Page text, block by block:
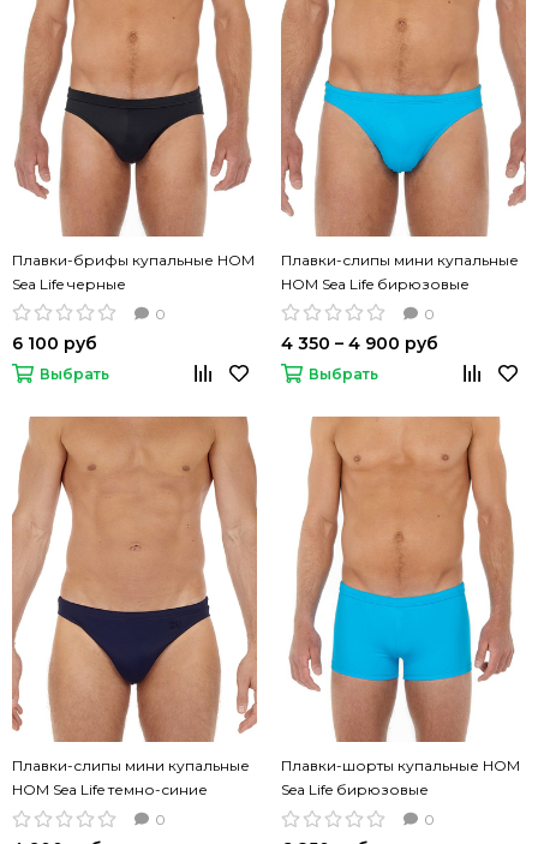
Плавки-брифы купальные HOM
Sea Life черные
0
6 100 руб
Выбрать
Плавки-слипы мини купальные
HOM Sea Life бирюзовые
0
4 350 – 4 900 руб
Выбрать
Плавки-слипы мини купальные
HOM Sea Life темно-синие
0
Плавки-шорты купальные HOM
Sea Life бирюзовые
0